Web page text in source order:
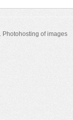
Photohosting of images